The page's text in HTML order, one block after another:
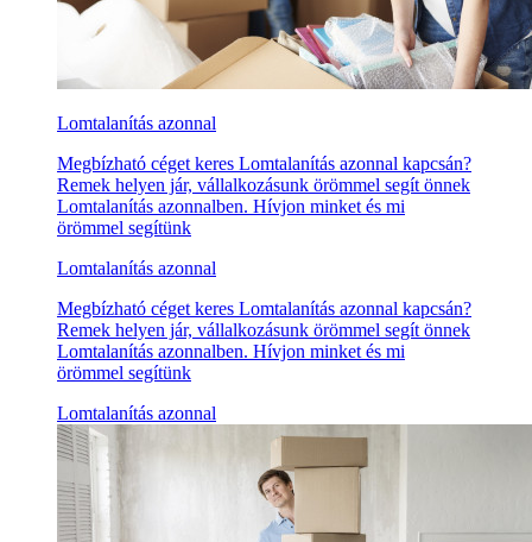
Lomtalanítás azonnal
Megbízható céget keres Lomtalanítás azonnal kapcsán?
Remek helyen jár, vállalkozásunk örömmel segít önnek
Lomtalanítás azonnalben. Hívjon minket és mi
örömmel segítünk
Lomtalanítás azonnal
Megbízható céget keres Lomtalanítás azonnal kapcsán?
Remek helyen jár, vállalkozásunk örömmel segít önnek
Lomtalanítás azonnalben. Hívjon minket és mi
örömmel segítünk
Lomtalanítás azonnal